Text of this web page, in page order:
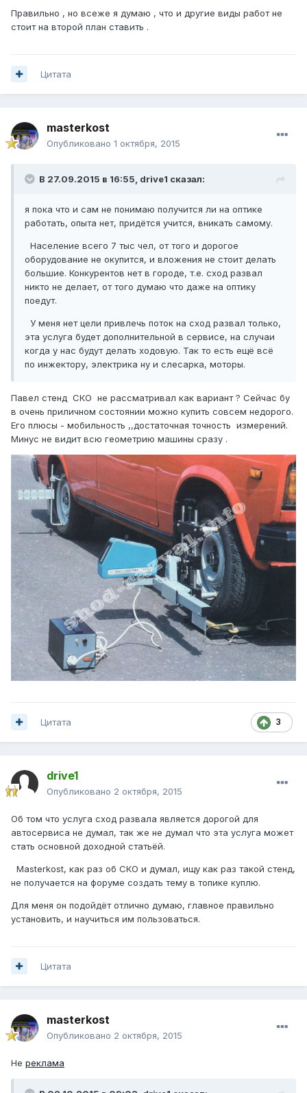
Правильно , но всеже я думаю , что и другие виды работ не
стоит на второй план ставить .
Цитата
masterkost
Опубликовано 1 октября, 2015
В 27.09.2015 в 16:55, drive1 сказал:
я пока что и сам не понимаю получится ли на оптике
работать, опыта нет, придётся учится, вникать самому.
Население всего 7 тыс чел, от того и дорогое
оборудование не окупится, и вложения не стоит делать
большие. Конкурентов нет в городе, т.е. сход развал
никто не делает, от того думаю что даже на оптику
поедут.
У меня нет цели привлечь поток на сход развал только,
эта услуга будет дополнительной в сервисе, на случаи
когда у нас будут делать ходовую. Так то есть ещё всё
по инжектору, электрика ну и слесарка, моторы.
Павел стенд СКО не рассматривал как вариант ? Сейчас бу
в очень приличном состоянии можно купить совсем недорого.
Его плюсы - мобильность ,,достаточная точность измерений.
Минус не видит всю геометрию машины сразу .
3
Цитата
drive1
Опубликовано 2 октября, 2015
Об том что услуга сход развала является дорогой для
автосервиса не думал, так же не думал что эта услуга может
стать основной доходной статьёй.
Masterkost, как раз об СКО и думал, ищу как раз такой стенд,
не получается на форуме создать тему в топике куплю.
Для меня он подойдёт отлично думаю, главное правильно
установить, и научиться им пользоваться.
Цитата
masterkost
Опубликовано 2 октября, 2015
Не реклама